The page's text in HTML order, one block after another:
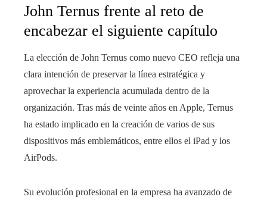
John Ternus frente al reto de
encabezar el siguiente capítulo
La elección de John Ternus como nuevo CEO refleja una
clara intención de preservar la línea estratégica y
aprovechar la experiencia acumulada dentro de la
organización. Tras más de veinte años en Apple, Ternus
ha estado implicado en la creación de varios de sus
dispositivos más emblemáticos, entre ellos el iPad y los
AirPods.
Su evolución profesional en la empresa ha avanzado de